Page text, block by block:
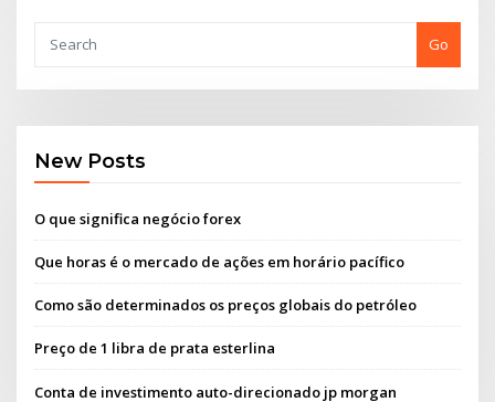
Go
New Posts
O que significa negócio forex
Que horas é o mercado de ações em horário pacífico
Como são determinados os preços globais do petróleo
Preço de 1 libra de prata esterlina
Conta de investimento auto-direcionado jp morgan